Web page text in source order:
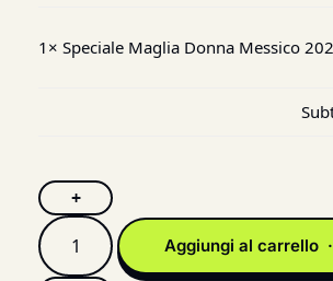
1× Speciale Maglia Donna Messico
+
Aggiungi al carrello